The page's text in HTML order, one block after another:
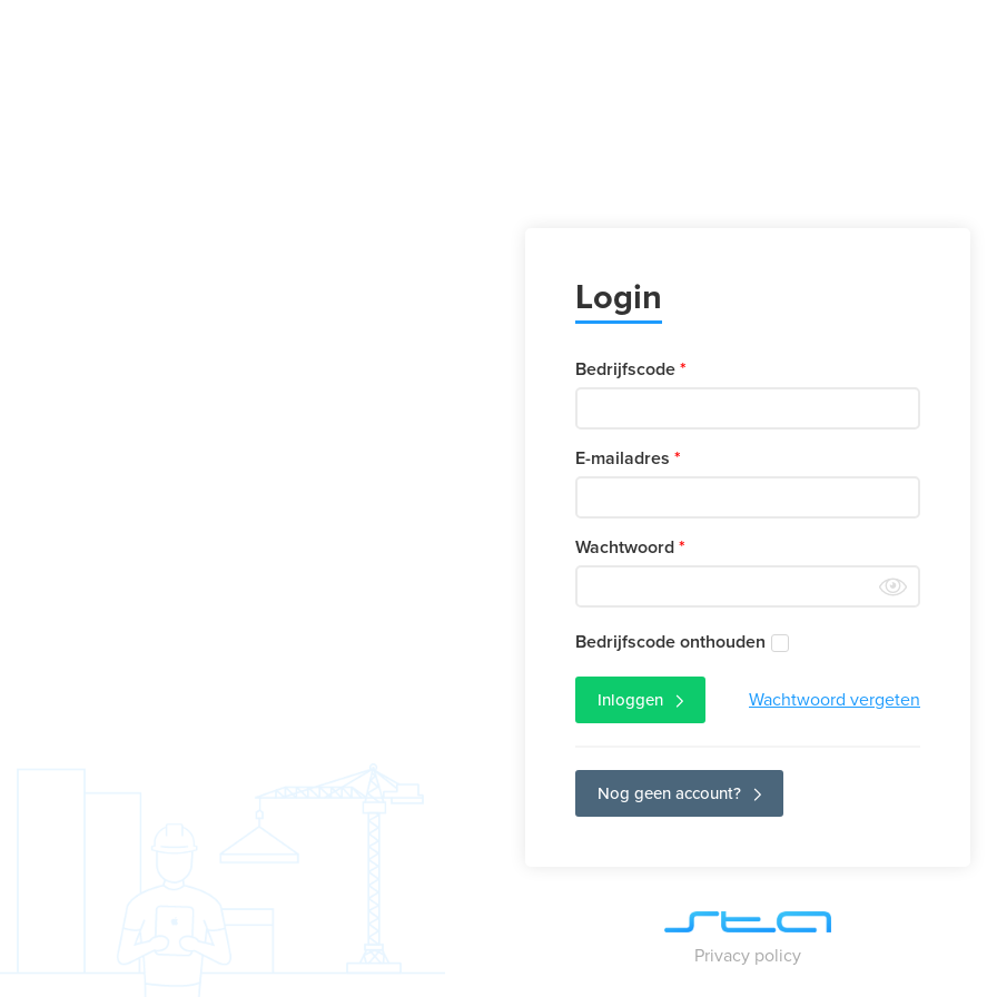
Login
Bedrijfscode
E-mailadres
Wachtwoord
Bedrijfscode onthouden
Inloggen Wachtwoord vergeten
Nog geen account?
Privacy policy